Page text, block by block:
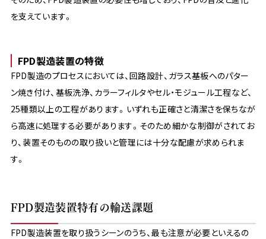
を支えています。
FPD製造装置の特徴
FPD製造のプロセスにおいては、回路設計、ガラス基板へのパター
ン焼き付け、基板洗浄、カラーフィルタやセル・モジュール工程など、
25種類以上の工程があります。いずれも正確さと清潔さを保ちなが
ら高速に処理する必要があります。そのため細かな制御がされてお
り、装置そのものの取り扱いと管理には十分な配慮が求められま
す。
FPD製造装置特有の輸送課題
FPD製造装置を取り扱うシーンのうち、最も注意が必要といえるの